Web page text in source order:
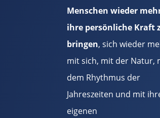
Menschen wieder
ihre persönliche Kraft
bringen, sich wieder
mit sich, mit der Natur,
dem Rhythmus der
Jahreszeiten und mit
eigenen